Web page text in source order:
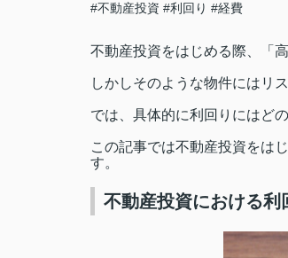
#不動産投資 #利回り #経費
不動産投資をはじめる際、「
しかしそのような物件にはリ
では、具体的に利回りにはど
この記事では不動産投資をは
す。
不動産投資における利